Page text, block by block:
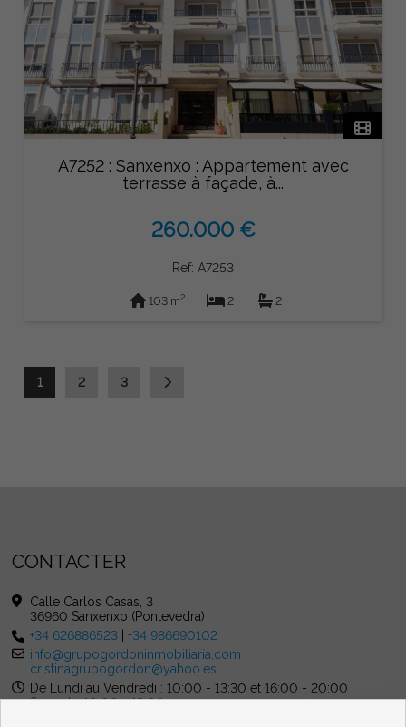
A7252 : Sanxenxo : Appartement avec
terrasse à façade, à...
260.000 €
Ref: A7253
103 m2 2 2
1 2 3
CONTACTER
Calle Carlos Casas, 3
36960 Sanxenxo (Pontevedra)
+34 626886523 |+34 986690102
info@grupogordoninmobiliaria.com
cristinagrupogordon@yahoo.es
De Lundi au Vendredi : 10:00 - 13:30 et 16:00 - 20:00
Samedi : 10:00 - 13:00